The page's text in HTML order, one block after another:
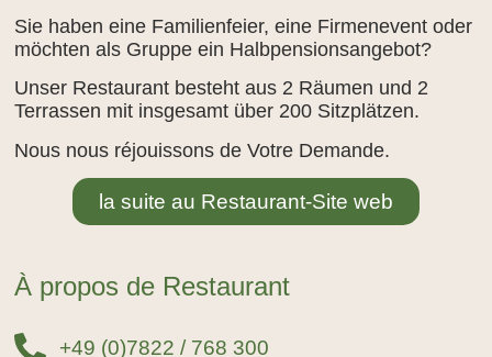
Sie haben eine Familienfeier, eine Firmenevent oder
möchten als Gruppe ein Halbpensionsangebot?
Unser Restaurant besteht aus 2 Räumen und 2
Terrassen mit insgesamt über 200 Sitzplätzen.
Nous nous réjouissons de Votre Demande.
la suite au Restaurant-Site web
À propos de Restaurant
+49 (0)7822 / 768 300